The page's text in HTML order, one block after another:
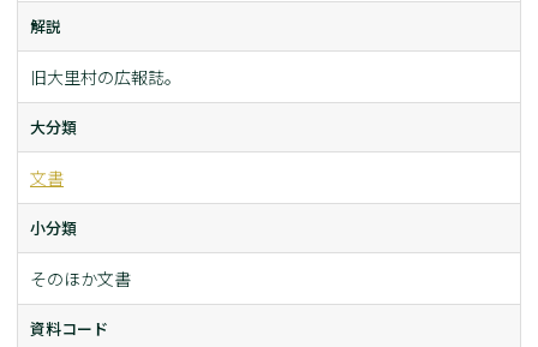
解説
旧大里村の広報誌。
大分類
文書
小分類
そのほか文書
資料コード